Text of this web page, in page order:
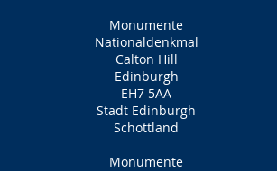
Monumente
Nationaldenkmal
Calton Hill
Edinburgh
EH7 5AA
Stadt Edinburgh
Schottland
Monumente